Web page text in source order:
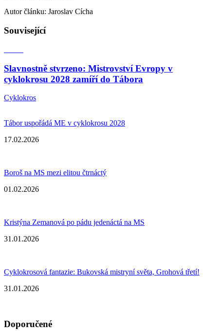
Autor článku: Jaroslav Cícha
Související
Slavnostně stvrzeno: Mistrovství Evropy v
cyklokrosu 2028 zamíří do Tábora
Cyklokros
Tábor uspořádá ME v cyklokrosu 2028
17.02.2026
Boroš na MS mezi elitou čtrnáctý
01.02.2026
Kristýna Zemanová po pádu jedenáctá na MS
31.01.2026
Cyklokrosová fantazie: Bukovská mistryní světa, Grohová třetí!
31.01.2026
Doporučené